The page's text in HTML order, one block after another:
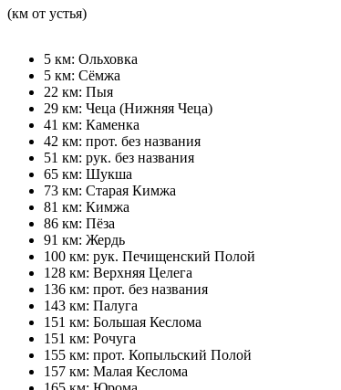
(км от устья)
5 км: Ольховка
5 км: Сёмжа
22 км: Пыя
29 км: Чеца (Нижняя Чеца)
41 км: Каменка
42 км: прот. без названия
51 км: рук. без названия
65 км: Шукша
73 км: Старая Кимжа
81 км: Кимжа
86 км: Пёза
91 км: Жердь
100 км: рук. Печищенский Полой
128 км: Верхняя Целега
136 км: прот. без названия
143 км: Палуга
151 км: Большая Кеслома
151 км: Рочуга
155 км: прот. Копыльский Полой
157 км: Малая Кеслома